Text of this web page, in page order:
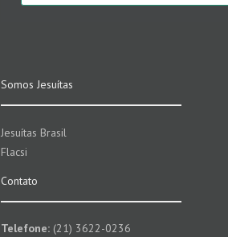
Somos Jesuítas
Jesuítas Brasil
Flacsi
Contato
Telefone: (21) 3622-0236